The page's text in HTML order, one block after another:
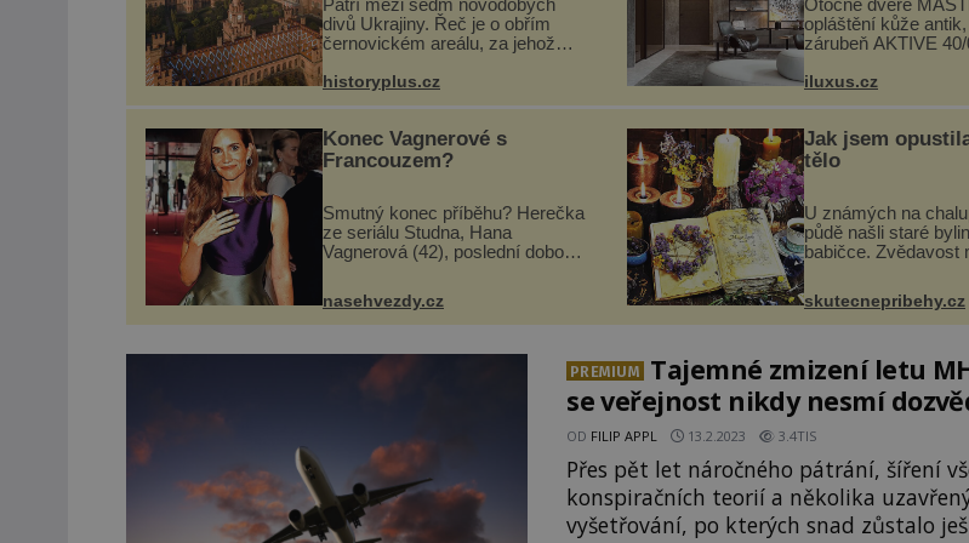
divů Ukrajiny. Řeč je o obřím
černovickém areálu, za jehož
architekt Josef Hlávka. Ten si na
něm dal mimořádně záležet.
historyplus.cz
opláštění kůže
zárubeň AKTIVE
vyžadují atypické
nábytku, ale i
iluxus.cz
Konec Vagnerové s
Francouzem?
Smutný konec příběhu? Herečka
ze seriálu Studna, Hana
Vagnerová (42), poslední dobou
časy její anorexie jsou už dávno
pryč a opět se pyšnila ženskými
křivkami, najednou s...
nasehvezdy.cz
Jak jsem
tělo
U známých na
půdě našli staré
babičce. Zvědavost
Zimní pobyt na
mě vlastní vinou
zážitek, na kt...
skutecnepribehy.cz
PREMIUM
Tajemné zmizení letu
se veřejnost nikdy nesmí
OD FILIP APPL 13.2.2023 3.4TIS
Přes pět let náročného pátrání, šíření
konspiračních teorií a několika
vyšetřování, po kterých snad zůstalo